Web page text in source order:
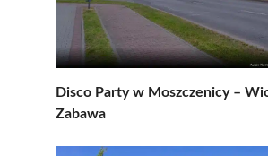
Disco Party w Moszczenicy –
Zabawa